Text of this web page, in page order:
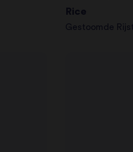
Rice
Gestoomde